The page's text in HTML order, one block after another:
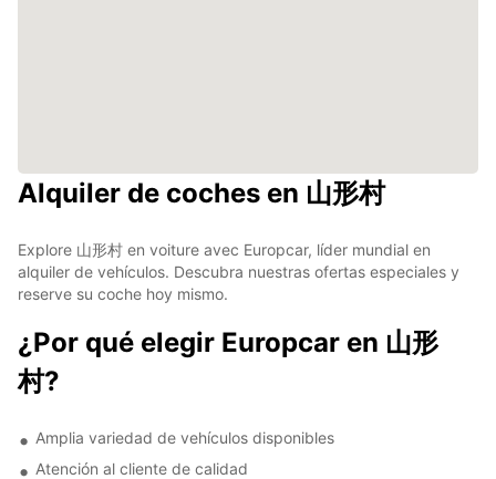
Alquiler de coches en 山形村
Explore 山形村 en voiture avec Europcar, líder mundial en
alquiler de vehículos. Descubra nuestras ofertas especiales y
reserve su coche hoy mismo.
¿Por qué elegir Europcar en 山形
村?
Amplia variedad de vehículos disponibles
Atención al cliente de calidad